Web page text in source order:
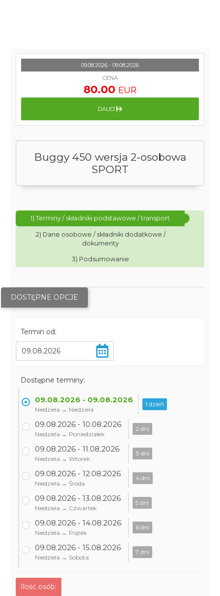
Buggy 450 wersja 2-osobowa
SPORT
1) Terminy / składniki podstawowe / transport
2) Dane osobowe / składniki dodatkowe /
dokumenty
3) Podsumowanie
DOSTĘPNE OPCJE
Termin od:
Dostępne terminy:
09.08.2026 - 09.08.2026
Niedziela → Niedziela
1 dzień
09.08.2026 - 10.08.2026
Niedziela → Poniedziałek
2 dni
09.08.2026 - 11.08.2026
Niedziela → Wtorek
3 dni
09.08.2026 - 12.08.2026
Niedziela → Środa
4 dni
09.08.2026 - 13.08.2026
Niedziela → Czwartek
5 dni
09.08.2026 - 14.08.2026
Niedziela → Piątek
6 dni
09.08.2026 - 15.08.2026
Niedziela → Sobota
7 dni
Ilość osób:
09.08.2026 - 09.08.2026
CENA
80.00 EUR
DALEJ